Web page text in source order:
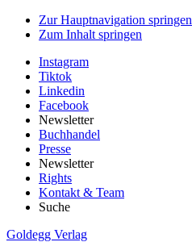
Zur Hauptnavigation springen
Zum Inhalt springen
Instagram
Tiktok
Linkedin
Facebook
Newsletter
Buchhandel
Presse
Newsletter
Rights
Kontakt & Team
Suche
Goldegg Verlag